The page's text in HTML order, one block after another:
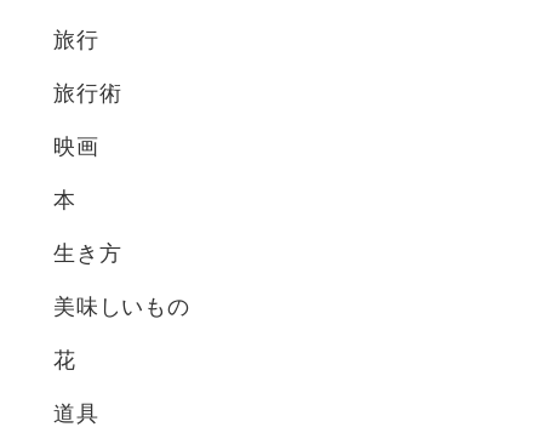
旅行
旅行術
映画
本
生き方
美味しいもの
花
道具